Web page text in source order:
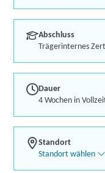
Abschluss
Trägerinternes
Dauer
4 Wochen in
Standort
Standort wählen